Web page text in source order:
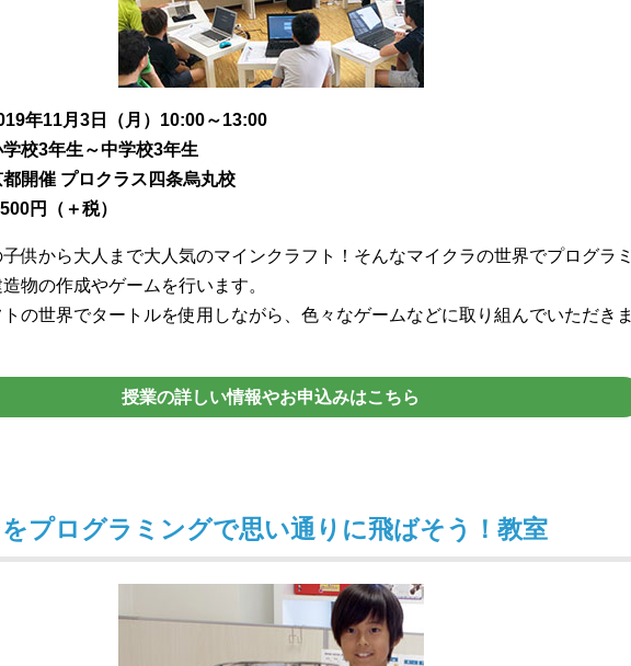
年11月3日（月）10:00～13:00
校3年生～中学校3年生
開催 プロクラス四条烏丸校
円（＋税）
供から大人まで大人気のマインクラフト！そんなマイクラの世界でプログラミ
物の作成やゲームを行います。
の世界でタートルを使用しながら、色々なゲームなどに取り組んでいただきま
授業の詳しい情報やお申込みはこちら
をプログラミングで思い通りに飛ばそう！教室